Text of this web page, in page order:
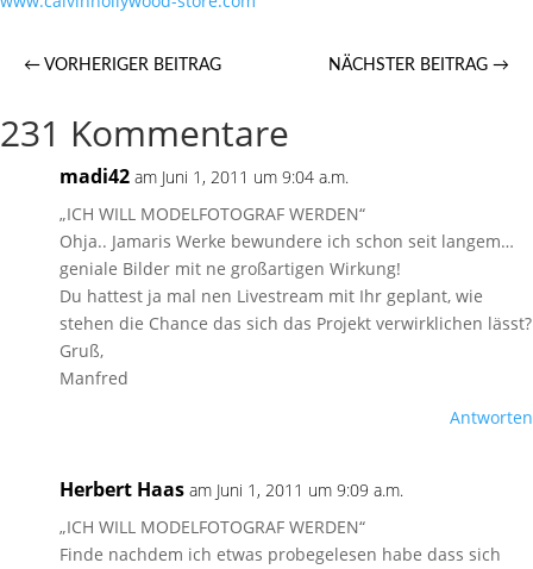
← VORHERIGER BEITRAG NÄCHSTER BEITRAG →
231 Kommentare
madi42 am Juni 1, 2011 um 9:04 a.m.
„ICH WILL MODELFOTOGRAF WERDEN“
Ohja.. Jamaris Werke bewundere ich schon seit langem…
geniale Bilder mit ne großartigen Wirkung!
Du hattest ja mal nen Livestream mit Ihr geplant, wie
stehen die Chance das sich das Projekt verwirklichen lässt?
Gruß,
Manfred
Antworten
Herbert Haas am Juni 1, 2011 um 9:09 a.m.
„ICH WILL MODELFOTOGRAF WERDEN“
Finde nachdem ich etwas probegelesen habe dass sich